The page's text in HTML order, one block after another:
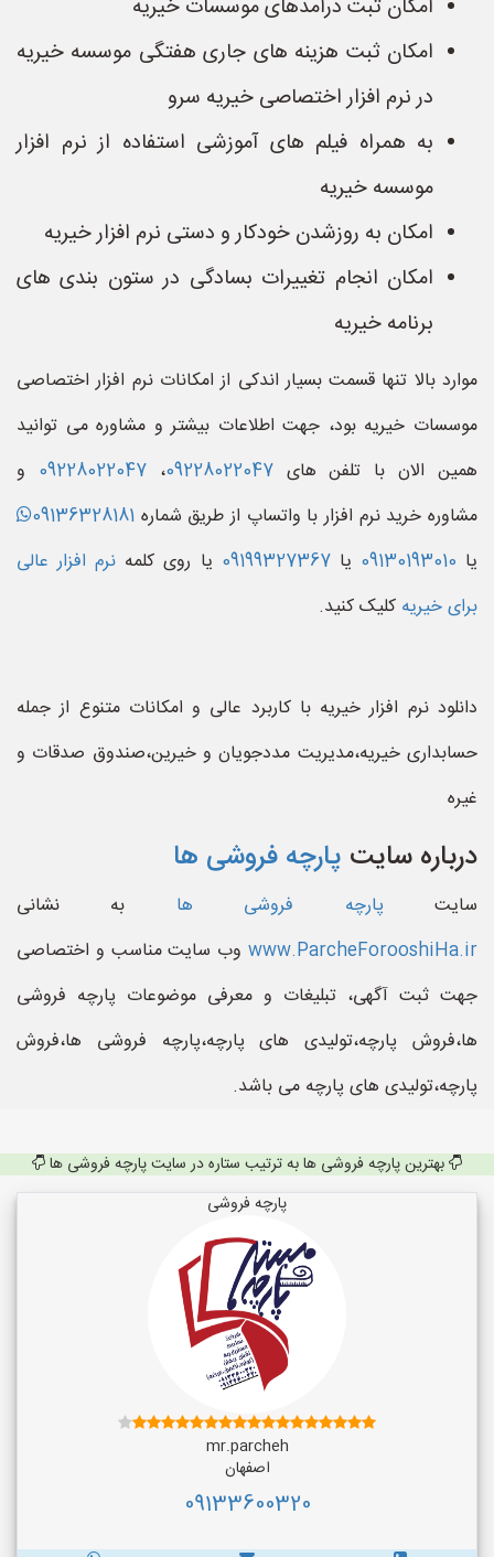
امکان ثبت درآمدهای موسسات خیریه
امکان ثبت هزینه های جاری هفتگی موسسه خیریه
در نرم افزار اختصاصی خیریه سرو
به همراه فیلم های آموزشی استفاده از نرم افزار
موسسه خیریه
امکان به روزشدن خودکار و دستی نرم افزار خیریه
امکان انجام تغییرات بسادگی در ستون بندی های
برنامه خیریه
موارد بالا تنها قسمت بسیار اندکی از امکانات نرم افزار اختصاصی
موسسات خیریه بود، جهت اطلاعات بیشتر و مشاوره می توانید
همین الان با تلفن های09228022047،09228022047 و
مشاوره خرید نرم افزار با واتساپ از طریق شماره 09136328181
یا 09130193010 یا09199327367 یا روی کلمه نرم افزار عالی
برای خیریه کلیک کنید.
دانلود نرم افزار خیریه با کاربرد عالی و امکانات متنوع از جمله
حسابداری خیریه،مدیریت مددجویان و خیرین،صندوق صدقات و
غیره
درباره سایت پارچه فروشی ها
سایت پارچه فروشی ها به نشانی
www.ParcheForooshiHa.ir وب سایت مناسب و اختصاصی
جهت ثبت آگهی، تبلیغات و معرفی موضوعات پارچه فروشی
ها،فروش پارچه،تولیدی های پارچه،پارچه فروشی ها،فروش
پارچه،تولیدی های پارچه می باشد.
بهترین پارچه فروشی ها به ترتیب ستاره در سایت پارچه فروشی ها
پارچه فروشی
mr.parcheh
اصفهان
09133600320